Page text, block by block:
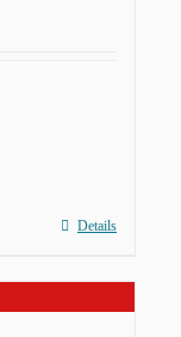
Details